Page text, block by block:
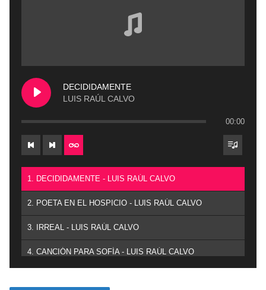
DECIDIDAMENTE
LUIS RAÚL CALVO
00:00
1. DECIDIDAMENTE - LUIS RAÚL CALVO
2. POETA EN EL HOSPICIO - LUIS RAÚL CALVO
3. IRREAL - LUIS RAÚL CALVO
4. CANCIÓN PARA SOFÍA - LUIS RAÚL CALVO